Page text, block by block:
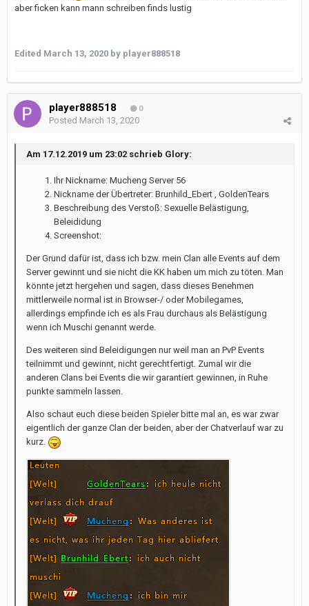
aber ficken kann mann schreiben finds lustig
Edited March 13, 2020 by player888518
player888518 0
Posted March 13, 2020
Am 17.12.2019 um 23:02 schrieb Glory:
Ihr Nickname: Mucheng Server 56
Nickname der Übertreter: Brunhild_Ebert , GoldenTears
Beschreibung des Verstoß: Sexuelle Belästigung,
Beleididung
Screenshot:
Der Grund dafür ist, dass ich bzw. mein Clan alle Events auf dem
Server gewinnt und sie nicht die KK haben um mich zu töten. Man
könnte jetzt hergehen und sagen, dass dieses Benehmen
mittlerweile normal ist in Browser-/ oder Mobilegames,
allerdings empfinde ich es als Frau durchaus als Belästigung
wenn ich Muschi genannt werde.
Des weiteren sind Beleidigungen nur weil man an PvP Events
teilnimmt und gewinnt, nicht gerechtfertigt. Zumal wir die
anderen Clans bei Events die wir garantiert gewinnen, in Ruhe
punkte sammeln lassen.
Also schaut euch diese beiden Spieler bitte mal an, es war zwar
eigentlich der ganze Clan der beiden, aber der Chatverlauf war zu
kurz.